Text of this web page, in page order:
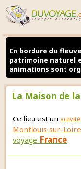
En bordure du
patrimoine naturel
animations sont
La Maison de
Ce lieu est un
Montlouis-sur-Loire
voyage France